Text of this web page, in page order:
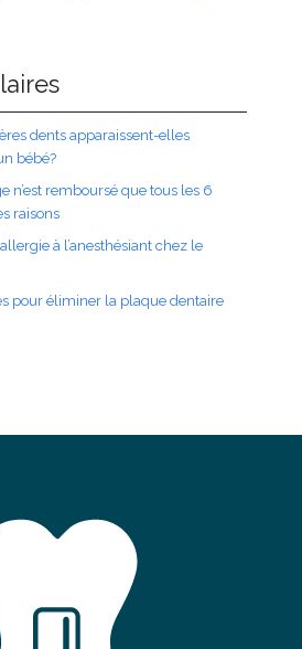
dents apparaissent-elles
bébé?
n’est remboursé que tous les 6
raisons
à l’anesthésiant chez le
pour éliminer la plaque dentaire